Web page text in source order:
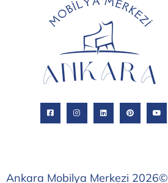
Ankara Mobilya Merkezi 2026©